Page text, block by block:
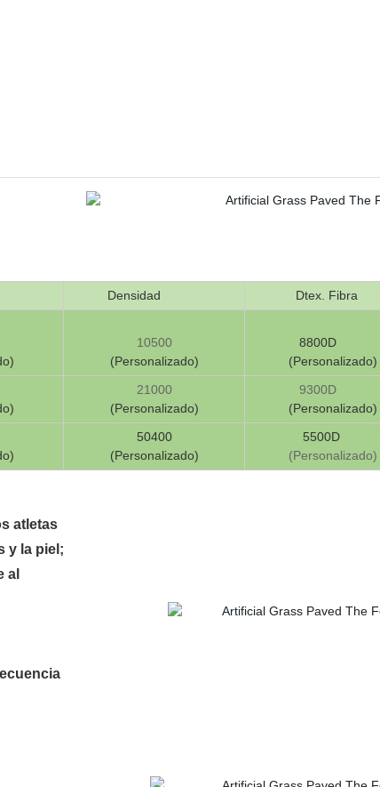
Densidad Dtex. Fibra
10500
(Personalizado)
8800D
(Personalizado)
21000
(Personalizado)
9300D
(Personalizado)
50400
(Personalizado)
5500D
(Personalizado)
atletas
y la piel;
al